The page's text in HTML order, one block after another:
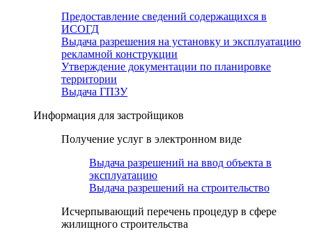
Предоставление сведений содержащихся в
ИСОГД
Выдача разрешения на установку и эксплуатацию
рекламной конструкции
Утверждение документации по планировке
территории
Выдача ГПЗУ
Информация для застройщиков
Получение услуг в электронном виде
Выдача разрешений на ввод объекта в
эксплуатацию
Выдача разрешений на строительство
Исчерпывающий перечень процедур в сфере
жилищного строительства